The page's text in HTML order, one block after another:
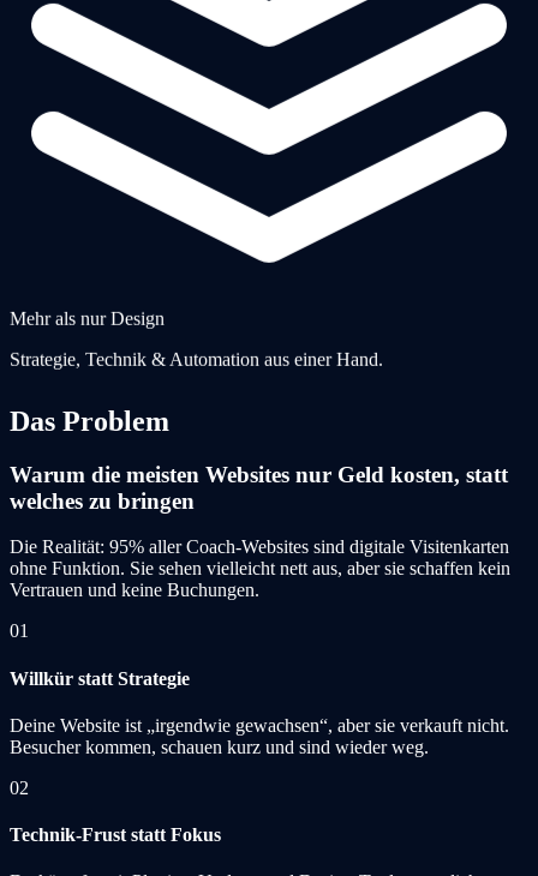
Mehr als nur Design
Strategie, Technik & Automation aus einer Hand.
Das Problem
Warum die meisten Websites nur Geld kosten, statt
welches zu bringen
Die Realität: 95% aller Coach-Websites sind digitale Visitenkarten
ohne Funktion. Sie sehen vielleicht nett aus, aber sie schaffen kein
Vertrauen und keine Buchungen.
01
Willkür statt Strategie
Deine Website ist „irgendwie gewachsen“, aber sie verkauft nicht.
Besucher kommen, schauen kurz und sind wieder weg.
02
Technik-Frust statt Fokus